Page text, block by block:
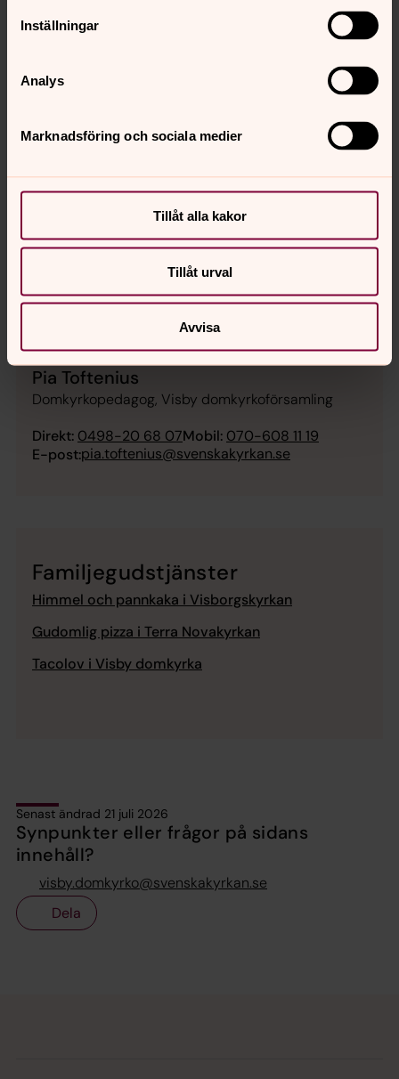
Inställningar
Analys
Marknadsföring och sociala medier
Tillåt alla kakor
Tillåt urval
Avvisa
Pia Toftenius
Domkyrkopedagog, Visby domkyrkoförsamling
Direkt: 0498-20 68 07Mobil: 070-608 11 19
E-post:pia.toftenius@svenskakyrkan.se
Familjegudstjänster
Himmel och pannkaka i Visborgskyrkan
Gudomlig pizza i Terra Novakyrkan
Tacolov i Visby domkyrka
Senast ändrad 21 juli 2026
Synpunkter eller frågor på sidans
innehåll?
visby.domkyrko@svenskakyrkan.se
Dela